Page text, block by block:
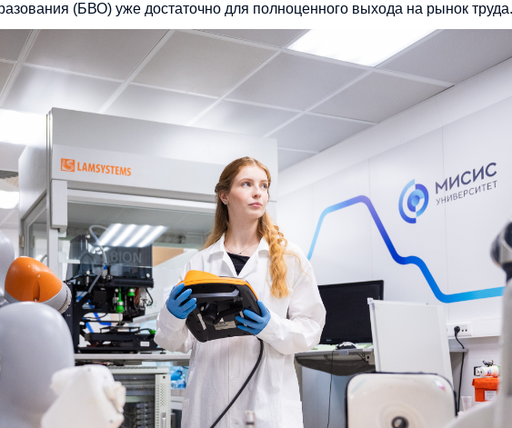
(БВО) уже достаточно для полноценного выхода на рынок труда.